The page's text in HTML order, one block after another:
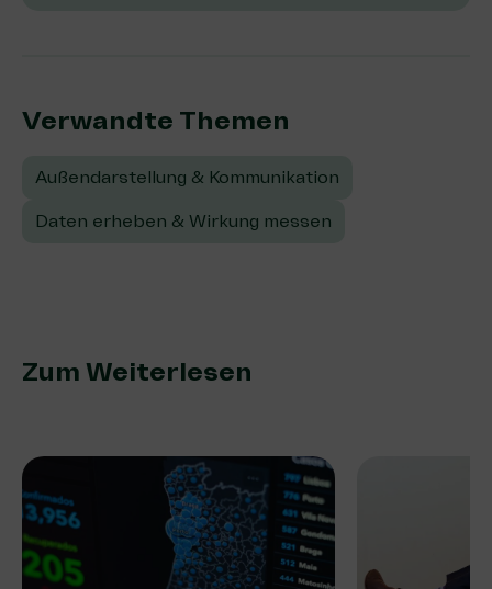
Verwandte Themen:
Außendarstellung & Kommunikation
Daten erheben & Wirkung messen
Zum Weiterlesen